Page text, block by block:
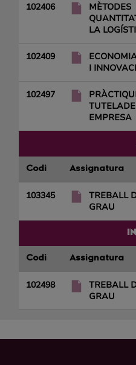
102406
MÈTODES
LA
102409
I
102497
EMPRESA
Codi Assignatura
103345
TREBALL
GRAU
Codi Assignatura
102498
TREBALL
GRAU